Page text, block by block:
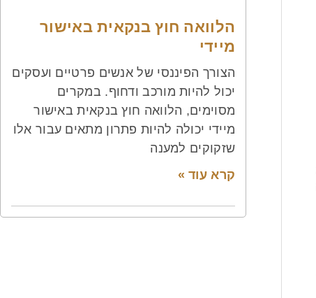
הלוואה חוץ בנקאית באישור
מיידי
הצורך הפיננסי של אנשים פרטיים ועסקים
יכול להיות מורכב ודחוף. במקרים
מסוימים, הלוואה חוץ בנקאית באישור
מיידי יכולה להיות פתרון מתאים עבור אלו
שזקוקים למענה
קרא עוד »